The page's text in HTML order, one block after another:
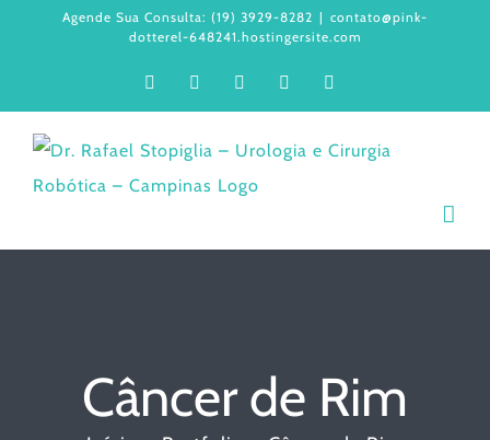
Agende Sua Consulta: (19) 3929-8282 | contato@pink-
dotterel-648241.hostingersite.com
FacebookInstagramLinkedInWhatsApp
Câncer de Rim